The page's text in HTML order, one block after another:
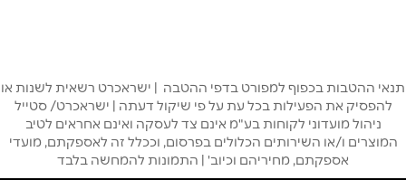
טלפון*
אימייל*
תנאי ההטבות בכפוף למפורט בדפי ההטבה | ישראכרט רשאית לשנות או
להפסיק את הפעילות בכל עת על פי שיקול דעתה | ישראכרט/ סטייל
ניהול מועדוני לקוחות בע"מ אינם צד לעסקה ואינם אחראים לטיב
המוצרים ו/או השירותים הכלולים בפרסום, וככלל זה לאספקתם, מועדי
אספקתם, מחיריהם וכיוב' | התמונות להמחשה בלבד